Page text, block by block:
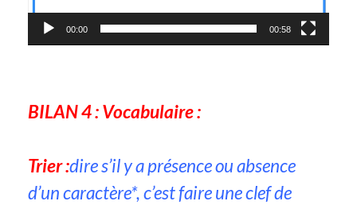
00:00 00:58
BILAN 4 : Vocabulaire :
Trier :dire s’il y a présence ou absence
d’un caractère*, c’est faire une clef de